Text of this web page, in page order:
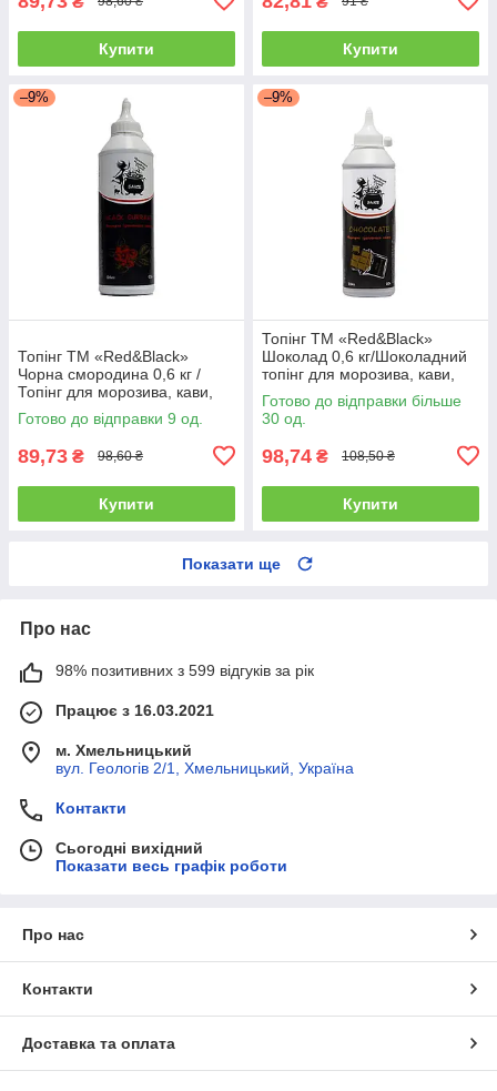
Купити Купити
–9%
Топінг ТМ «Red&Black»
Чорна смородина 0,6 кг /
Топінг для морозива, кави,
десертів та коктейлів 600мл.
Готово до відправки 9 од.
89,73 ₴ 98,60 ₴
Купити
–9%
Топінг ТМ «Red&Black»
Шоколад 0,6 кг/Шоколадний
топінг для морозива, кави,
десертів та коктейлів 600мл.
Готово до відправки більше
30 од.
98,74 ₴ 108,50 ₴
Купити
Показати ще
Про нас
98% позитивних з 599 відгуків за рік
Працює з 16.03.2021
м. Хмельницький
вул. Геологів 2/1, Хмельницький, Україна
Контакти
Сьогодні вихідний
Показати весь графік роботи
Про нас
Контакти
Доставка та оплата